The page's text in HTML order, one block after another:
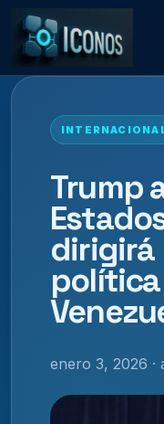
Trump
dirigirá
enero 3, 2026 ·